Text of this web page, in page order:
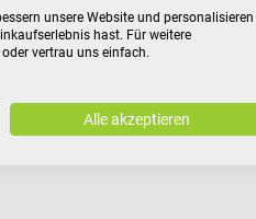
unsere Website und personalisieren
hast. Für weitere
vertrau uns einfach.
Alle akzeptieren